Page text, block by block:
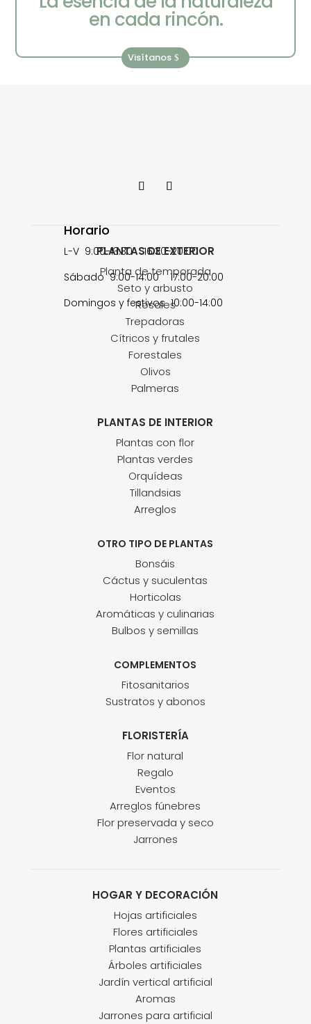
en cada rincón.
Visítanos
Horario
L-V 9:00-13:30 16:30-20:00
Sábado 9:00-14:00 17:00-20:00
Domingos y festivos 10:00-14:00
PLANTAS DE EXTERIOR
Planta de temporada
Seto y arbusto
Rosales
Trepadoras
Cítricos y frutales
Forestales
Olivos
Palmeras
PLANTAS DE INTERIOR
Plantas con flor
Plantas verdes
Orquídeas
Tillandsias
Arreglos
OTRO TIPO DE PLANTAS
Bonsáis
Cáctus y suculentas
Horticolas
Aromáticas y culinarias
Bulbos y semillas
COMPLEMENTOS
Fitosanitarios
Sustratos y abonos
FLORISTERÍA
Flor natural
Regalo
Eventos
Arreglos fúnebres
Flor preservada y seco
Jarrones
HOGAR Y DECORACIÓN
Hojas artificiales
Flores artificiales
Plantas artificiales
Árboles artificiales
Jardín vertical artificial
Aromas
Jarrones para artificial